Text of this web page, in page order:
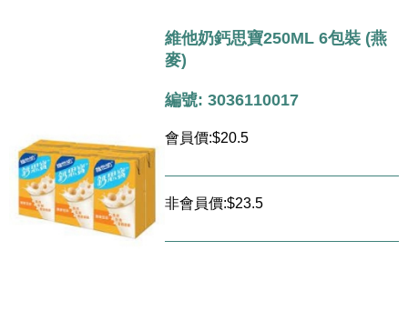
維他奶鈣思寶250ML 6包裝 (燕
麥)
編號: 3036110017
會員價:$20.5
非會員價:$23.5